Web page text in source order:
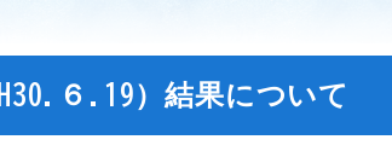
６.19）結果について